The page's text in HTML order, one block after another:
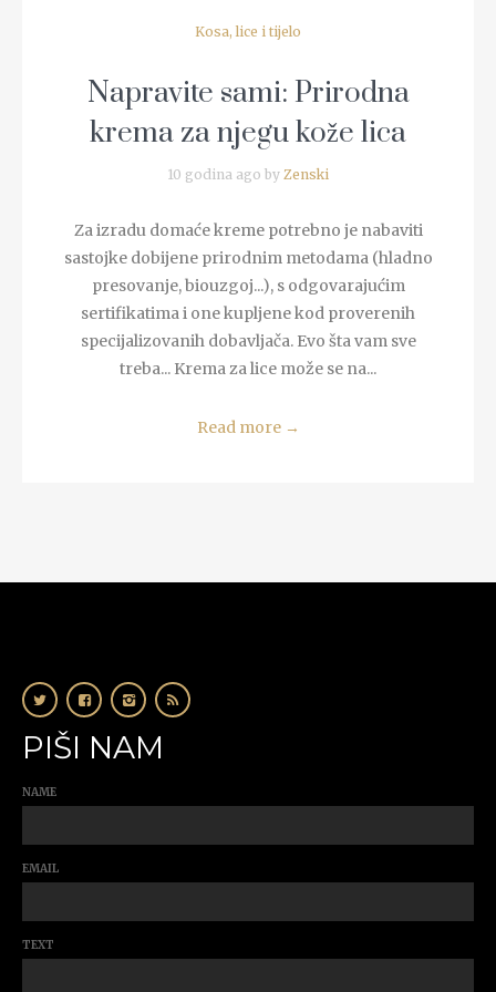
Kosa, lice i tijelo
Napravite sami: Prirodna
krema za njegu kože lica
10 godina ago by Zenski
Za izradu domaće kreme potrebno je nabaviti
sastojke dobijene prirodnim metodama (hladno
presovanje, biouzgoj...), s odgovarajućim
sertifikatima i one kupljene kod proverenih
specijalizovanih dobavljača. Evo šta vam sve
treba... Krema za lice može se na...
Read more →
PIŠI NAM
NAME
EMAIL
TEXT